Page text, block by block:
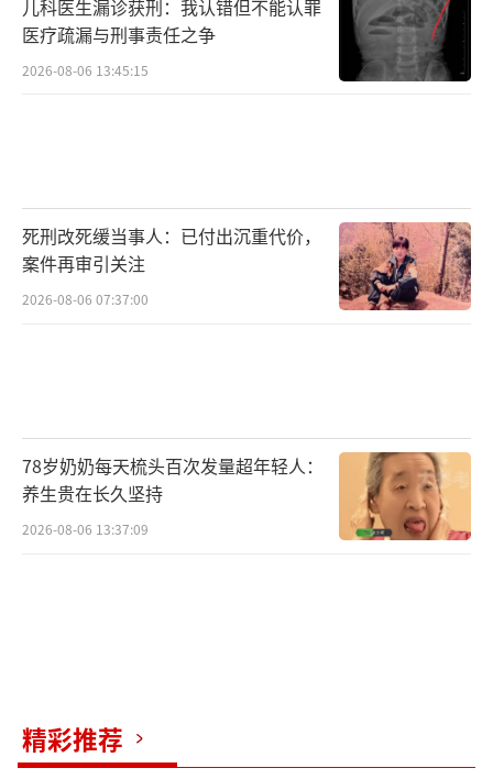
儿科医生漏诊获刑：我认错但不能认罪
医疗疏漏与刑事责任之争
2026-08-06 13:45:15
死刑改死缓当事人：已付出沉重代价，
案件再审引关注
2026-08-06 07:37:00
78岁奶奶每天梳头百次发量超年轻人：
养生贵在长久坚持
2026-08-06 13:37:09
精彩推荐